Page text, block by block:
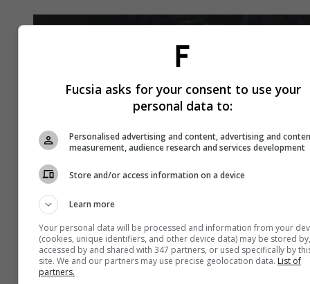
Fucsia asks for your consent to use your
personal data to:
Personalised advertising and content, advertising and
measurement, audience research and services development
Store and/or access information on a device
Learn more
Your personal data will be processed and information from your
(cookies, unique identifiers, and other device data) may be stored by,
accessed by and shared with 347 partners, or used specifically by
site. We and our partners may use precise geolocation data. List of
partners.